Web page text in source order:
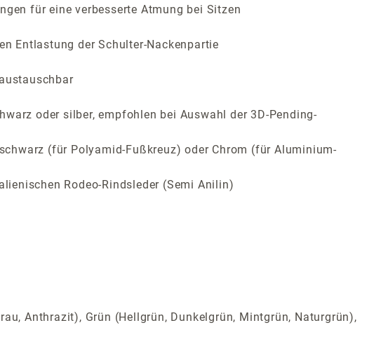
für eine verbesserte Atmung bei Sitzen
Entlastung der Schulter-Nackenpartie
oder silber, empfohlen bei Auswahl der 3D-Pending-
(für Polyamid-Fußkreuz) oder Chrom (für Aluminium-
Rodeo-Rindsleder (Semi Anilin)
Anthrazit), Grün (Hellgrün, Dunkelgrün, Mintgrün, Naturgrün),